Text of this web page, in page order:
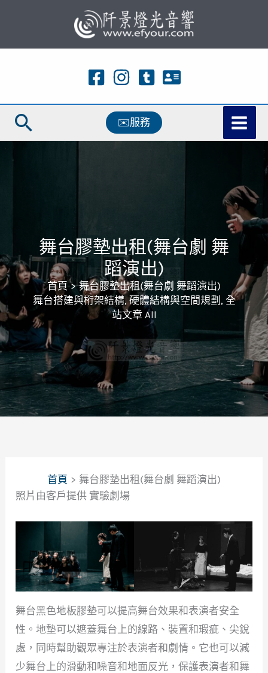
主
容
搜
尋
✉️服務
舞台膠墊出租(舞台劇 舞
蹈演出)
首頁
舞台膠墊出租(舞台劇 舞蹈演出)
舞台搭建與桁架結構,硬體結構與空間規劃 , 全
站文章 All
首頁
舞台膠墊出租(舞台劇 舞蹈演出)
照片由客戶提供 實驗劇場
舞台黑色地板膠墊可以提高舞台效果和表演者安全
性。地墊可以遮蓋舞台上的線路、裝置和瑕疵、尖銳
處，同時幫助觀眾專注於表演者和劇情。它也可以減
少舞台上的滑動和噪音和地面反光，保護表演者和舞